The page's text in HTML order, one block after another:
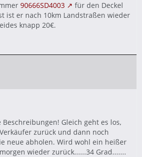
90666SD4003
für den Deckel
ist er nach 10km Landstraßen wieder
knapp 20€.
Gleich geht es los,
zurück und dann noch
neue abholen. Wird wohl ein heißer
wieder zurück......34 Grad.......